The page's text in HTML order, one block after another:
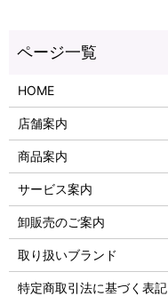
HOME
店舗案内
商品案内
サービス案内
卸販売のご案内
取り扱いブランド
特定商取引法に基づく表記